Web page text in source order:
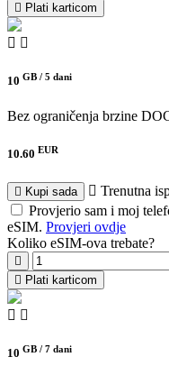
Plati karticom
10 GB / 5 dani
Bez ograničenja brzine
10.60 EUR
Kupi sada
Trenutna
Provjerio sam i moj
eSIM. Provjeri ovdje
Koliko eSIM-ova trebate?
Plati karticom
10 GB / 7 dani